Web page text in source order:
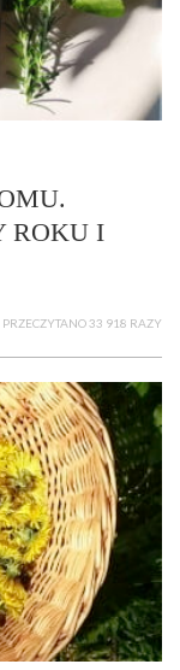
ROKU I
PRZECZYTANO 33 918 RAZY